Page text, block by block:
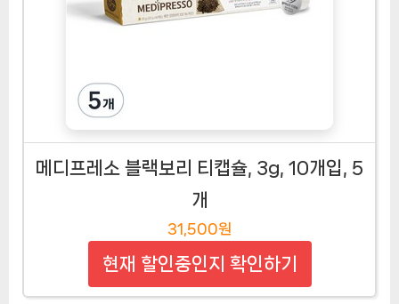
메디프레소 블랙보리 티캡슐, 3g, 10개입, 5
개
31,500원
현재 할인중인지 확인하기